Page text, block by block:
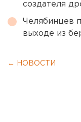
создателя
Челябинцев
выходе из
← НОВОСТИ